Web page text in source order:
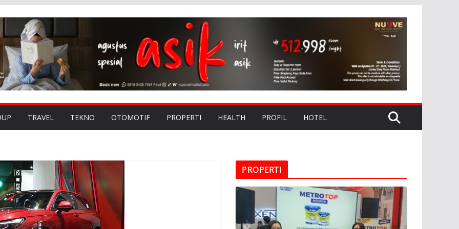
TRAVEL TEKNO OTOMOTIF PROPERTI HEALTH PROFIL HOTEL
PROPERTI